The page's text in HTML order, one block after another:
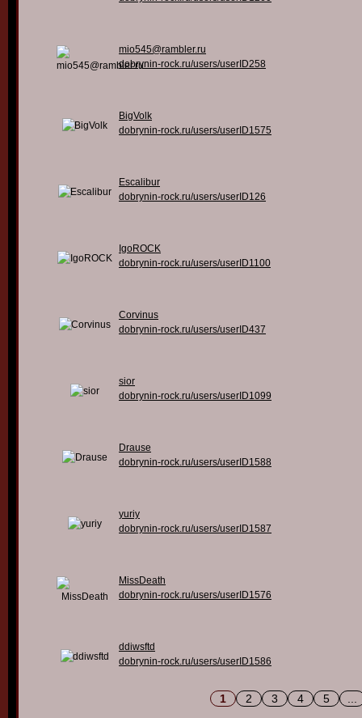
mio545@rambler.ru
dobrynin-rock.ru/users/userID258
BigVolk
dobrynin-rock.ru/users/userID1575
Escalibur
dobrynin-rock.ru/users/userID126
IgoROCK
dobrynin-rock.ru/users/userID1100
Corvinus
dobrynin-rock.ru/users/userID437
sior
dobrynin-rock.ru/users/userID1099
Drause
dobrynin-rock.ru/users/userID1588
yuriy
dobrynin-rock.ru/users/userID1587
MissDeath
dobrynin-rock.ru/users/userID1576
ddiwsftd
dobrynin-rock.ru/users/userID1586
1 2 3 4 5